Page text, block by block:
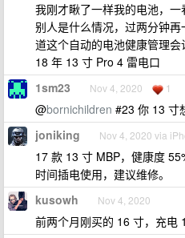
我刚才瞅了一样我的电池，
别人是什么情况，过两分钟
道这个自动的电池健康管理
18 年 13 寸 Pro 4 雷电口
1sm23 Nov 4, 2020 1
@bornichildren #23 你 13 寸
joniking Nov 4, 2020 via
17 款 13 寸 MBP，健康度
时间插电使用，建议维修。
kusowh Nov 4, 2020
前两个月刚买的 16 寸，充电